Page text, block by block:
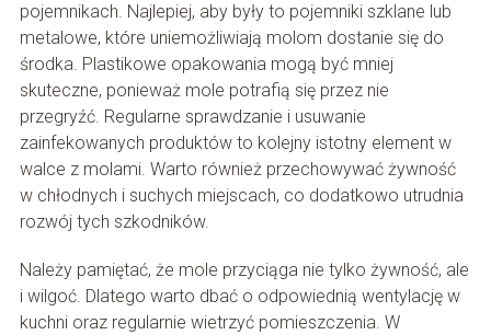
pojemnikach. Najlepiej, aby były to pojemniki szklane lub
metalowe, które uniemożliwiają molom dostanie się do
środka. Plastikowe opakowania mogą być mniej
skuteczne, ponieważ mole potrafią się przez nie
przegryźć. Regularne sprawdzanie i usuwanie
zainfekowanych produktów to kolejny istotny element w
walce z molami. Warto również przechowywać żywność
w chłodnych i suchych miejscach, co dodatkowo utrudnia
rozwój tych szkodników.
Należy pamiętać, że mole przyciąga nie tylko żywność, ale
i wilgoć. Dlatego warto dbać o odpowiednią wentylację w
kuchni oraz regularnie wietrzyć pomieszczenia. W